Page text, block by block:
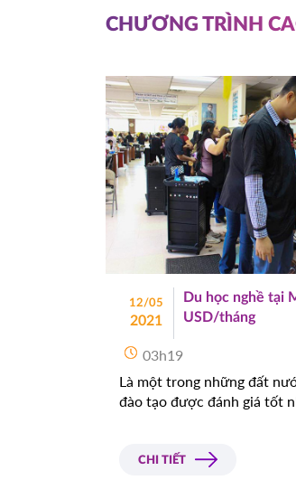
CHƯƠNG TRÌNH
12/05
2021
Du học nghề tại
USD/tháng
03h19
Là một trong những đất
đào tạo được đánh giá tốt
CHI TIẾT